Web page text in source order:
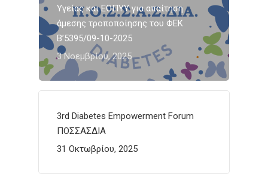
Υγείας και ΕΟΠΥΥ για απαίτηση
άμεσης τροποποίησης του ΦΕΚ
Β’5395/09-10-2025
3 Νοεμβρίου, 2025
3rd Diabetes Empowerment Forum
ΠΟΣΣΑΣΔΙΑ
31 Οκτωβρίου, 2025